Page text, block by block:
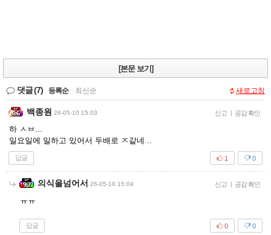
[본문 보기]
댓글(7) 등록순 최신순 새로고침
백종원 26-05-10 15:03 신고 | 공감 확인
하 ㅅㅂ...
일요일에 일하고 있어서 두배로 ㅈ같네 ..
답글 0
1
의식을넘어서 26-05-10 15:04 신고 | 공감 확인
ㅠㅠ
답글 0
0